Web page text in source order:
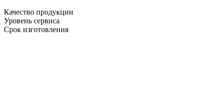
Качество продукции
Уровень сервиса
Срок изготовления